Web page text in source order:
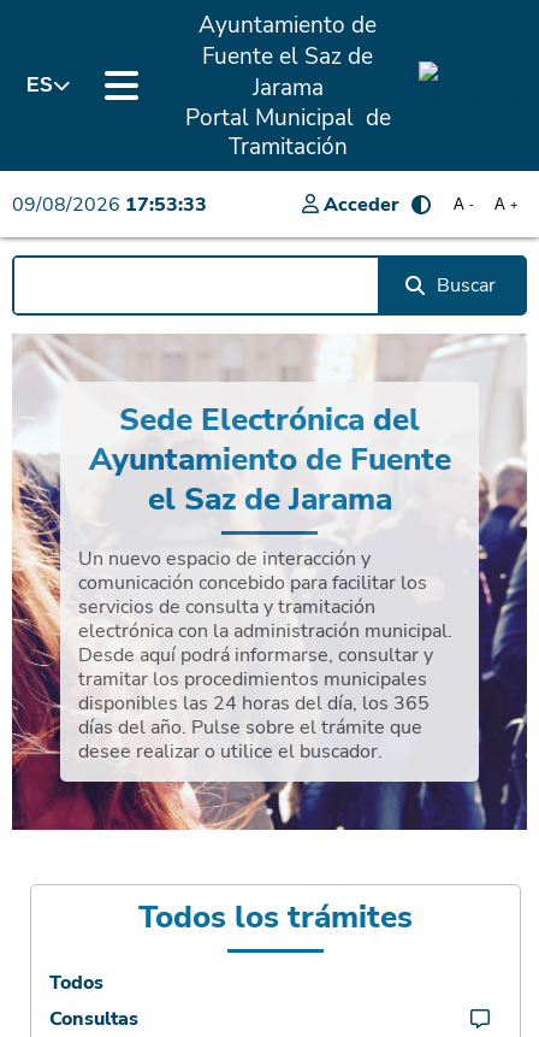
ES
Ayuntamiento de
Fuente el Saz de
Jarama
Portal Municipal de
Tramitación
09/08/2026 17:53:33 Acceder A +
A -
Buscar
Sede Electrónica del
Ayuntamiento de Fuente
el Saz de Jarama
Un nuevo espacio de interacción y
comunicación concebido para facilitar los
servicios de consulta y tramitación
electrónica con la administración municipal.
Desde aquí podrá informarse, consultar y
tramitar los procedimientos municipales
disponibles las 24 horas del día, los 365
días del año. Pulse sobre el trámite que
desee realizar o utilice el buscador.
Todos los trámites
Todos
Consultas